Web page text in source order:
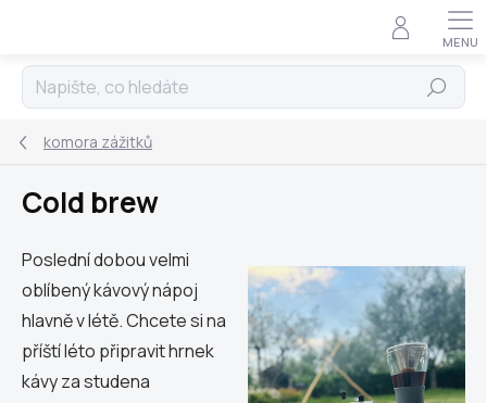
Hledat
komora zážitků
Cold brew
Poslední dobou velmi
oblíbený kávový nápoj
hlavně v létě. Chcete si na
příští léto připravit hrnek
kávy za studena